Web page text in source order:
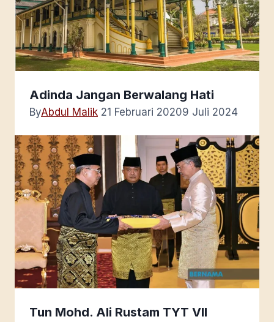
Adinda Jangan Berwalang Hati
ByAbdul Malik 21 Februari 20209 Juli 2024
Tun Mohd. Ali Rustam TYT VII